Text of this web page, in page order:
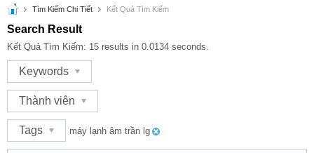
Tìm Kiếm Chi Tiết Kết Quả Tìm Kiếm
Search Result
Kết Quả Tìm Kiếm: 15 results in 0.0134 seconds.
Keywords
Thành viên
Tags máy lạnh âm trần lg